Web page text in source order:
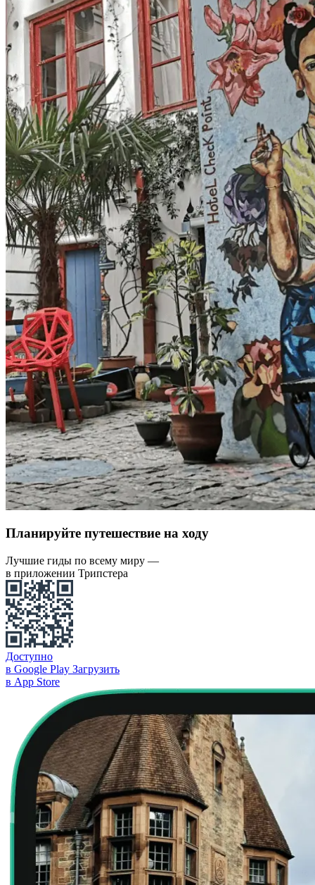
Планируйте путешествие на ходу
Лучшие гиды по всему миру —
в приложении Трипстера
Доступно
в Google Play Загрузить
в App Store